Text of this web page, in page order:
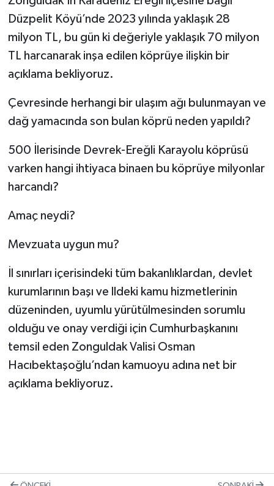
Düzpelit Köyü’nde 2023 yılında yaklaşık 28
milyon TL, bu gün ki değeriyle yaklaşık 70 milyon
TL harcanarak inşa edilen köprüye ilişkin bir
açıklama bekliyoruz.
Çevresinde herhangi bir ulaşım ağı bulunmayan ve
dağ yamacında son bulan köprü neden yapıldı?
500 İlerisinde Devrek-Ereğli Karayolu köprüsü
varken hangi ihtiyaca binaen bu köprüye milyonlar
harcandı?
Amaç neydi?
Mevzuata uygun mu?
İl sınırları içerisindeki tüm bakanlıklardan, devlet
kurumlarının başı ve lldeki kamu hizmetlerinin
düzeninden, uyumlu yürütülmesinden sorumlu
olduğu ve onay verdiği için Cumhurbaşkanını
temsil eden Zonguldak Valisi Osman
Hacıbektaşoğlu’ndan kamuoyu adına net bir
açıklama bekliyoruz.